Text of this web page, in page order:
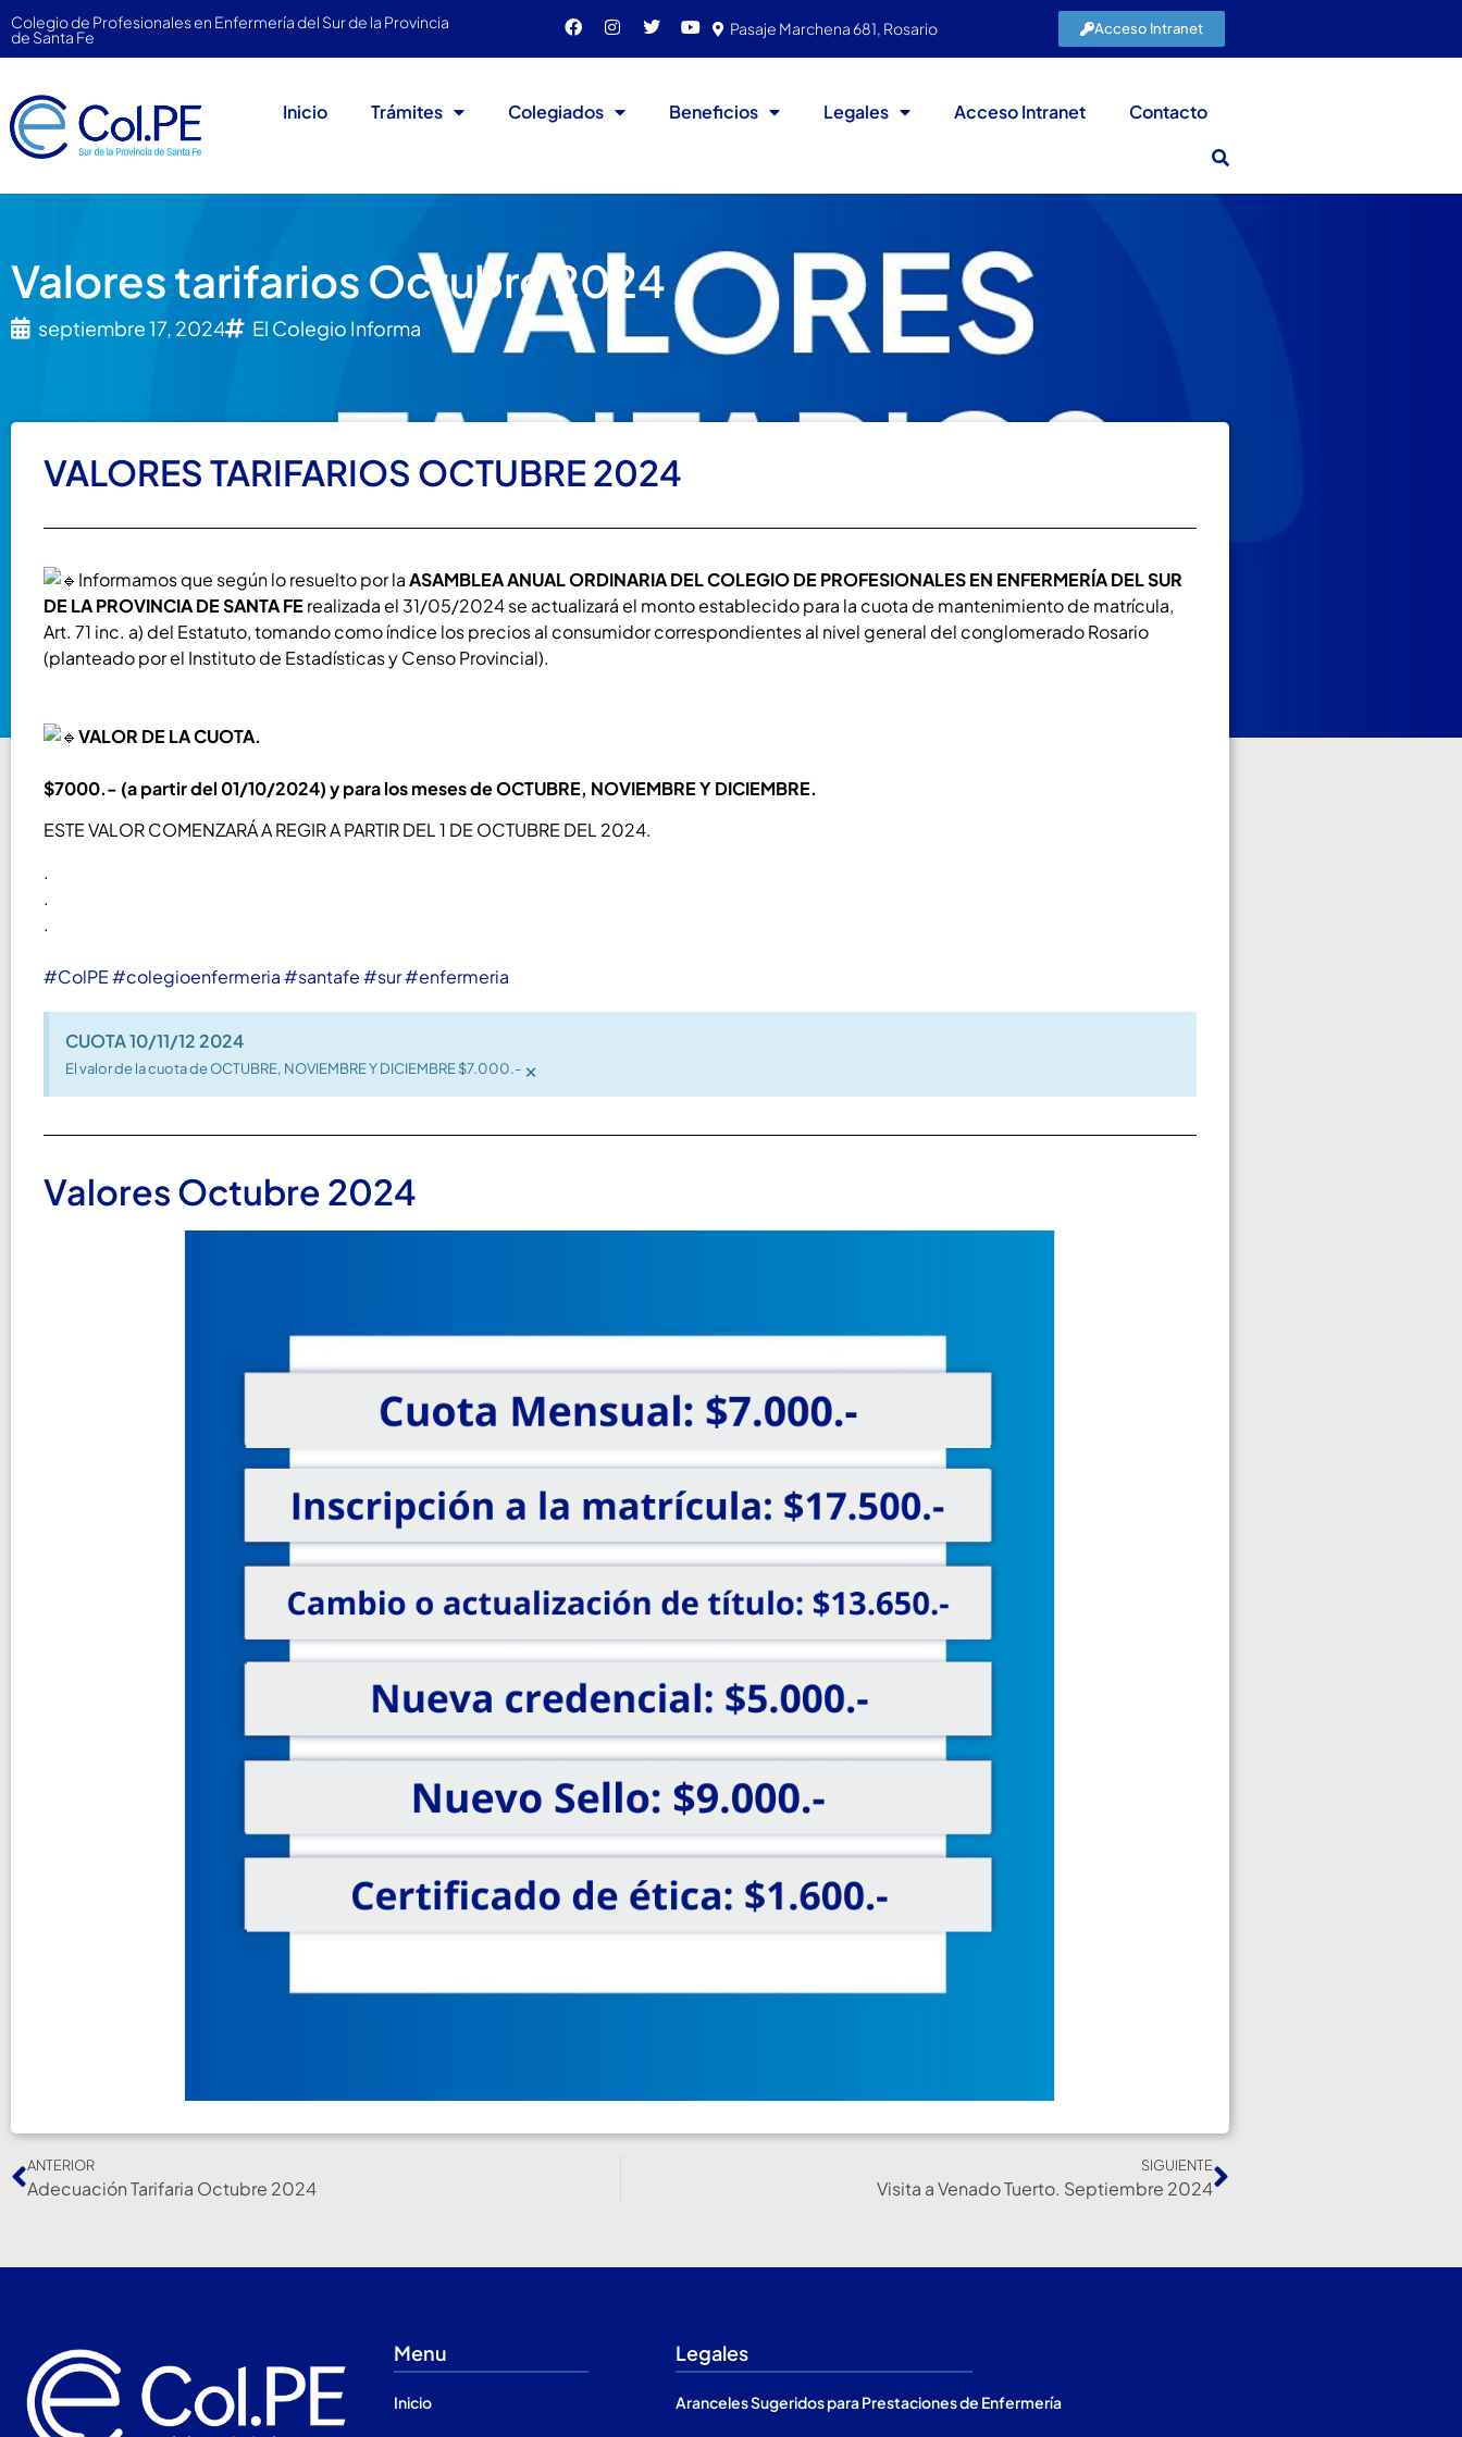
Colegio de Profesionales en Enfermería del Sur de la Provincia
de Santa Fe Pasaje Marchena 681, Rosario Acceso Intranet
Inicio Trámites Colegiados Beneficios Legales Acceso Intranet Contacto
Valores tarifarios Octubre 2024
septiembre 17, 2024 El Colegio Informa
VALORES TARIFARIOS OCTUBRE 2024
Informamos que según lo resuelto por laASAMBLEA ANUAL ORDINARIA DEL COLEGIO DE PROFESIONALES EN ENFERMERÍA DEL SUR
DE LA PROVINCIA DE SANTA FE realizada el 31/05/2024 se actualizará el monto establecido para la cuota de mantenimiento de matrícula,
Art. 71 inc. a) del Estatuto, tomando como índice los precios al consumidor correspondientes al nivel general del conglomerado Rosario
(planteado por el Instituto de Estadísticas y Censo Provincial).
VALOR DE LA CUOTA.
$7000.- (a partir del 01/10/2024) y para los meses de OCTUBRE, NOVIEMBRE Y DICIEMBRE.
ESTE VALOR COMENZARÁ A REGIR A PARTIR DEL 1 DE OCTUBRE DEL 2024.
.
.
.
#ColPE#colegioenfermeria#santafe#sur#enfermeria
CUOTA 10/11/12 2024
El valor de la cuota de OCTUBRE, NOVIEMBRE Y DICIEMBRE $7.000.- ×
Valores Octubre 2024
ANTERIOR
Adecuación Tarifaria Octubre 2024
SIGUIENTE
Visita a Venado Tuerto. Septiembre 2024
Menu
Inicio
Legales
Aranceles Sugeridos para Prestaciones de Enfermería